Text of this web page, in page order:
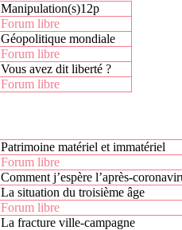
Manipulation(s)12p
Forum libre
Géopolitique mondiale
Forum libre
Vous avez dit liberté ?
Forum libre
Patrimoine matériel et immatériel
Forum libre
Comment j’espère l’après-
La situation du troisième âge
Forum libre
La fracture ville-campagne